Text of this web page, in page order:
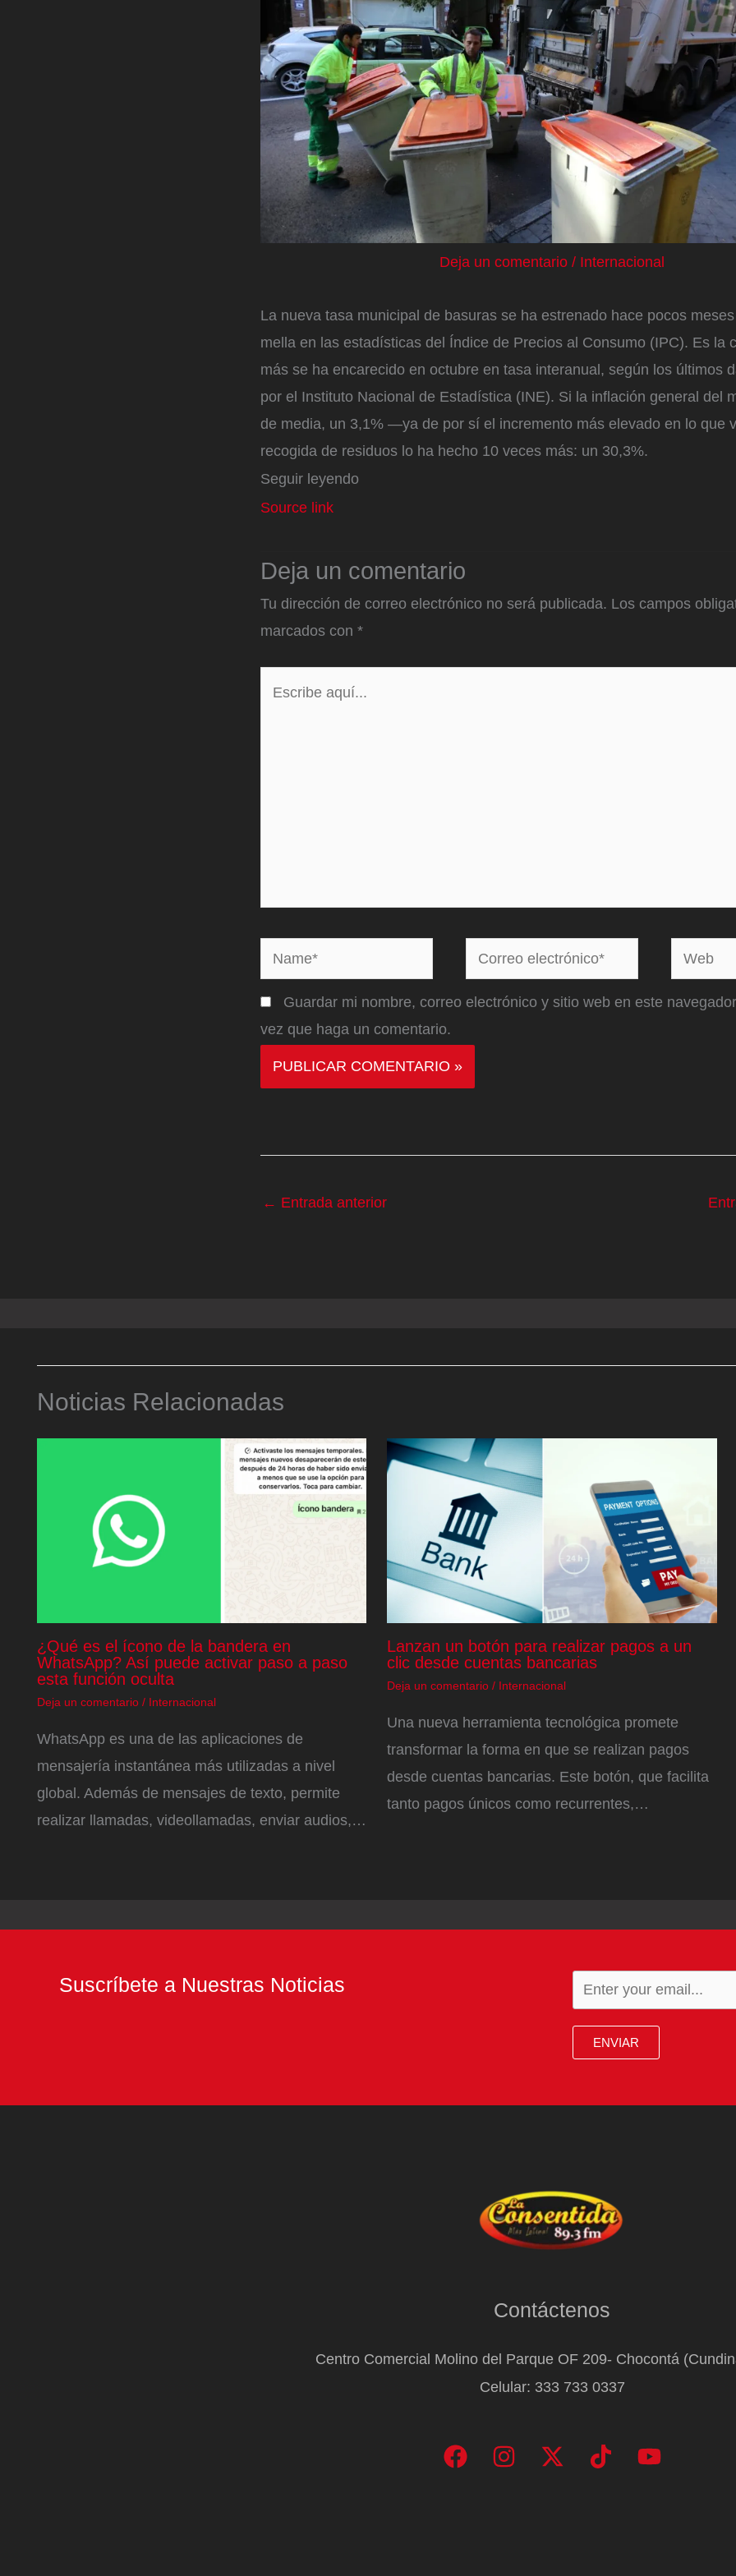
Deja un comentario / Internacional
La nueva tasa municipal de basuras se ha estrenado hace pocos
mella en las estadísticas del Índice de Precios al Consumo (IPC). Es la
más se ha encarecido en octubre en tasa interanual, según los últimos
por el Instituto Nacional de Estadística (INE). Si la inflación general del
de media, un 3,1% —ya de por sí el incremento más elevado en lo que
recogida de residuos lo ha hecho 10 veces más: un 30,3%.
Seguir leyendo
Source link
Deja un comentario
Tu dirección de correo electrónico no será publicada. Los campos
marcados con *
Name*
Correo
electrónico*
Web
Guardar mi nombre, correo electrónico y sitio web en este
vez que haga un comentario.
← Entrada anterior
Noticias Relacionadas
¿Qué es el ícono de la bandera en
WhatsApp? Así puede activar paso a paso
esta función oculta
Deja un comentario / Internacional
WhatsApp es una de las aplicaciones de
mensajería instantánea más utilizadas a nivel
global. Además de mensajes de texto, permite
realizar llamadas, videollamadas, enviar audios,…
Lanzan un botón para realizar pagos a un
clic desde cuentas bancarias
Deja un comentario / Internacional
Una nueva herramienta tecnológica promete
transformar la forma en que se realizan pagos
desde cuentas bancarias. Este botón, que facilita
tanto pagos únicos como recurrentes,…
Suscríbete a Nuestras Noticias
ENVIAR
Contáctenos
Centro Comercial Molino del Parque OF 209- Chocontá
Celular: 333 733 0337